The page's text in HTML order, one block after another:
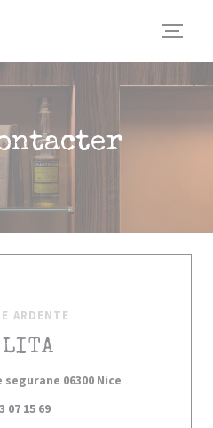
ARDENTE
06300 Nice((ouvre une
07 15 69